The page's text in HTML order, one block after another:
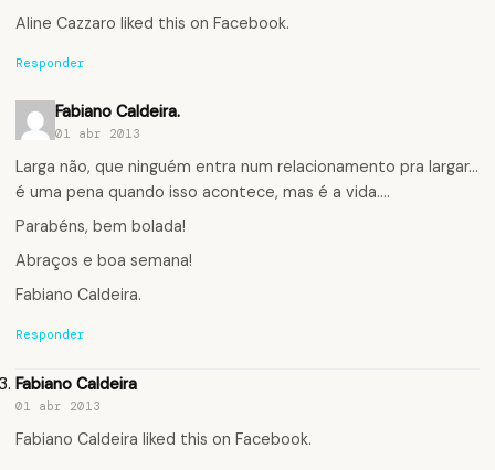
Aline Cazzaro liked this on Facebook.
Responder
Fabiano Caldeira.
01 abr 2013
Larga não, que ninguém entra num relacionamento pra largar…
é uma pena quando isso acontece, mas é a vida….
Parabéns, bem bolada!
Abraços e boa semana!
Fabiano Caldeira.
Responder
Fabiano Caldeira
01 abr 2013
Fabiano Caldeira liked this on Facebook.